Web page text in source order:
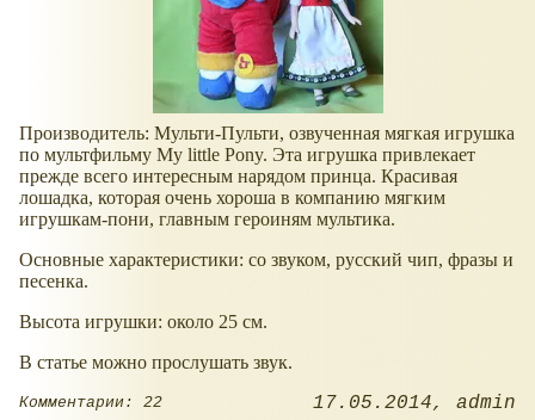
Производитель: Мульти-Пульти, озвученная мягкая игрушка
по мультфильму My little Pony. Эта игрушка привлекает
прежде всего интересным нарядом принца. Красивая
лошадка, которая очень хороша в компанию мягким
игрушкам-пони, главным героиням мультика.
Основные характеристики: со звуком, русский чип, фразы и
песенка.
Высота игрушки: около 25 см.
В статье можно прослушать звук.
Комментарии: 22 17.05.2014 admin